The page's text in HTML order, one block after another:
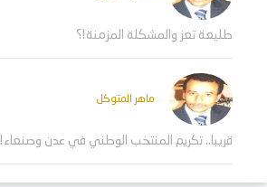
طليعة تعز والمشكلة المزمنة!؟
ماهر المتوكل
قريبا.. تكريم المنتخب الوطني في عدن وصنعاء!